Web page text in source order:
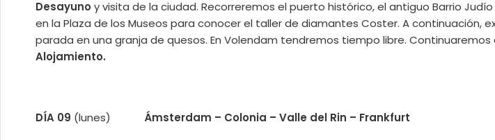
Desayuno y visita de la ciudad. Recorreremos el puerto histórico, el antiguo Barrio
en la Plaza de los Museos para conocer el taller de diamantes Coster. A continuación,
parada en una granja de quesos. En Volendam tendremos tiempo libre.
Alojamiento.
DÍA 09 (lunes) Ámsterdam – Colonia – Valle del Rin – Frankfurt